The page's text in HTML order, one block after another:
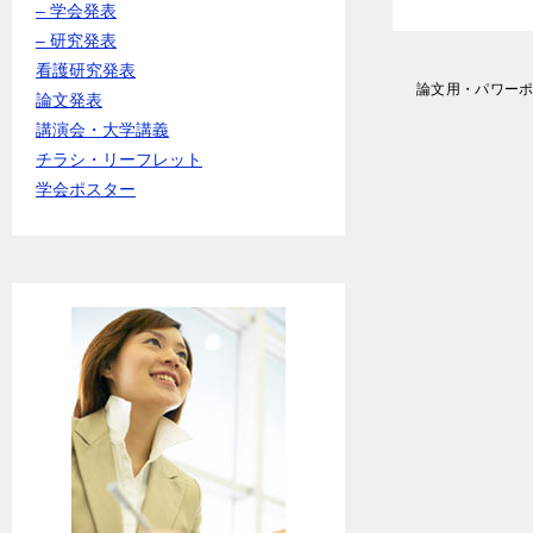
投論文用・パワー
– 学会発表
– 研究発表
看護研究発表
論文発表
講演会・大学講義
チラシ・リーフレット
学会ポスター